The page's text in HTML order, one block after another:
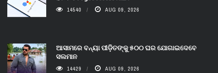
14540 AUG 09, 2026
ଆସାମରେ ବନ୍ୟା ପୀଡ଼ିତଙ୍କୁ ୫୦୦ ଘର ଯୋଗାଇଦେବେ
ସଲମାନ
14429 AUG 09, 2026